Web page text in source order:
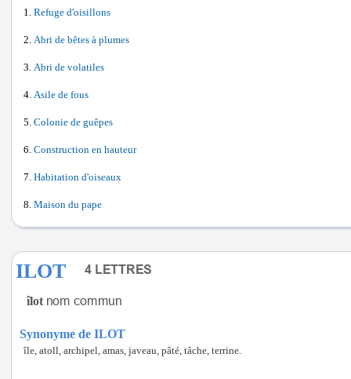
Refuge d'oisillons
Abri de bêtes à plumes
Abri de volatiles
Asile de fous
Colonie de guêpes
Construction en hauteur
Habitation d'oiseaux
Maison du pape
ILOT
îlot
Synonyme de ILOT
île, atoll, archipel, amas, javeau, pâté, tâche, terrine.